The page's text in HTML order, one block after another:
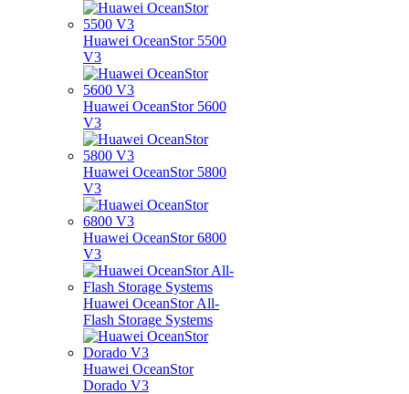
Huawei OceanStor 5500
V3
Huawei OceanStor 5600
V3
Huawei OceanStor 5800
V3
Huawei OceanStor 6800
V3
Huawei OceanStor All-
Flash Storage Systems
Huawei OceanStor
Dorado V3